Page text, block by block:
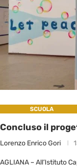
SCUOLA
Concluso il
Lorenzo Enrico Gori
AGLIANA – All’Istituto